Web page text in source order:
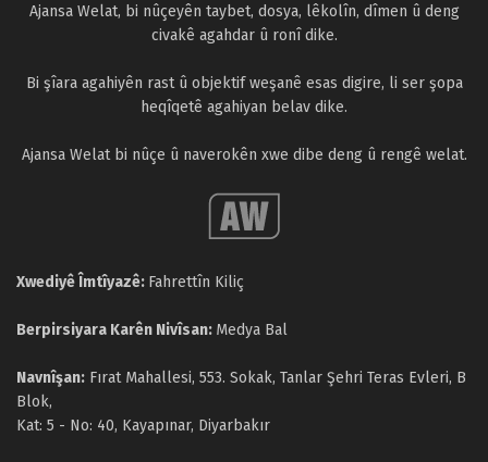
Ajansa Welat, bi nûçeyên taybet, dosya, lêkolîn, dîmen û deng
civakê agahdar û ronî dike.
Bi şîara agahiyên rast û objektif weşanê esas digire, li ser şopa
heqîqetê agahiyan belav dike.
Ajansa Welat bi nûçe û naverokên xwe dibe deng û rengê welat.
Xwediyê Îmtîyazê: Fahrettîn Kiliç
Berpirsiyara Karên Nivîsan: Medya Bal
Navnîşan: Fırat Mahallesi, 553. Sokak, Tanlar Şehri Teras Evleri, B
Blok,
Kat: 5 - No: 40, Kayapınar, Diyarbakır